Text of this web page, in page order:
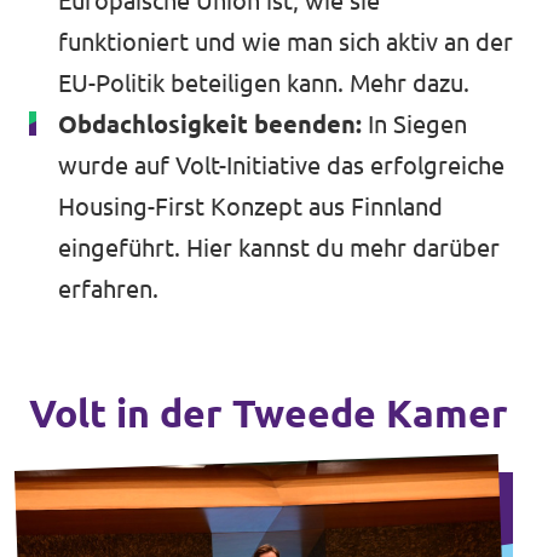
funktioniert und wie man sich aktiv an der
EU-Politik beteiligen kann. Mehr dazu.
Obdachlosigkeit beenden: In Siegen
wurde auf Volt-Initiative das erfolgreiche
Housing-First Konzept aus Finnland
eingeführt. Hier kannst du mehr darüber
erfahren.
Volt in der Tweede Kamer